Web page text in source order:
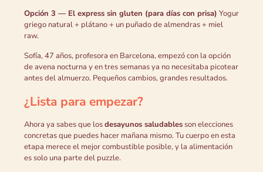
Opción 3 — El express sin gluten (para días con prisa) Yogur
griego natural + plátano + un puñado de almendras + miel
raw.
Sofía, 47 años, profesora en Barcelona, empezó con la opción
de avena nocturna y en tres semanas ya no necesitaba picotear
antes del almuerzo. Pequeños cambios, grandes resultados.
¿Lista para empezar?
Ahora ya sabes que losdesayunos saludablesson elecciones
concretas que puedes hacer mañana mismo. Tu cuerpo en esta
etapa merece el mejor combustible posible, y la alimentación
es solo una parte del puzzle.